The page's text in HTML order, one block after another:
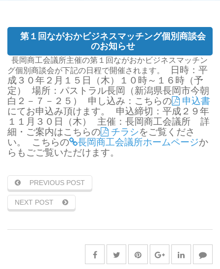
第１回ながおかビジネスマッチング個別商談会
のお知らせ
長岡商工会議所主催の第１回ながおかビジネスマッチン
グ個別商談会が下記の日程で開催されます。
日時：平
成３０年２月１５日（木）１０時～１６時（予
定）
場所：パストラル長岡（新潟県長岡市今朝
白２－７－２５）
申し込み：こちらの
申込書
にてお申込み頂けます。
申込締切：平成２９年
１１月３０日（木）
主催：長岡商工会議所
詳
細・ご案内はこちらの
チラシをご覧くださ
い。
こちらの 長岡商工会議所ホームページか
らもごご覧いただけます。
PREVIOUS POST
NEXT POST